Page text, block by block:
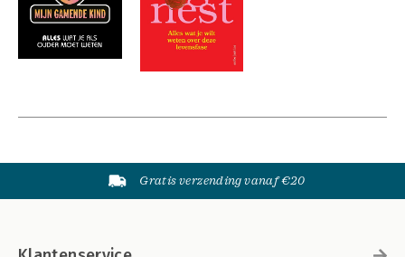
Gratis verzending vanaf €20